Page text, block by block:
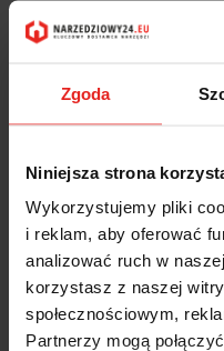
Zgoda
Niniejsza strona
Wykorzystujemy pliki
i reklam, aby oferować
analizować ruch w
korzystasz z naszej
społecznościowym,
Partnerzy mogą